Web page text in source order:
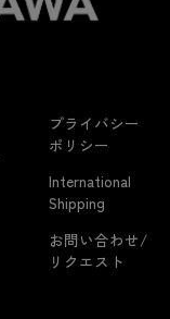
プライバシー
ポリシー
International
Shipping
お問い合わせ/
リクエスト